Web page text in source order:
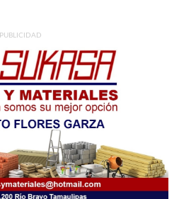
PUBLICIDAD